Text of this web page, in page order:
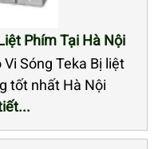
Phím Tại Hà Nội
Sóng Teka Bị liệt
tốt nhất Hà Nội